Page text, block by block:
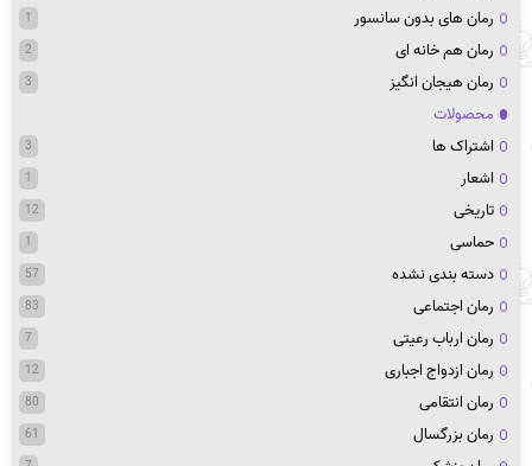
رمان های بدون سانسور 1
رمان هم خانه ای 2
رمان هیجان انگیز 3
محصولات
اشتراک ها
3
اشعار 1
تاریخی 12
حماسی 1
دسته بندی نشده 57
رمان اجتماعی 83
رمان ارباب رعیتی 7
رمان ازدواج اجباری 12
رمان انتقامی 80
رمان بزرگسال 61